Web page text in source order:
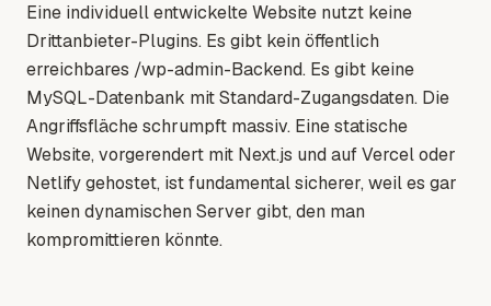
Eine individuell entwickelte Website nutzt keine
Drittanbieter-Plugins. Es gibt kein öffentlich
erreichbares /wp-admin-Backend. Es gibt keine
MySQL-Datenbank mit Standard-Zugangsdaten. Die
Angriffsfläche schrumpft massiv. Eine statische
Website, vorgerendert mit Next.js und auf Vercel oder
Netlify gehostet, ist fundamental sicherer, weil es gar
keinen dynamischen Server gibt, den man
kompromittieren könnte.